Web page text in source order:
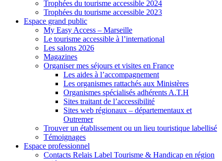
Trophées du tourisme accessible 2024
Trophées du tourisme accessible 2023
Espace grand public
My Easy Access – Marseille
Le tourisme accessible à l’international
Les salons 2026
Magazines
Organiser mes séjours et visites en France
Les aides à l’accompagnement
Les organismes rattachés aux Ministères
Organismes spécialisés adhérents A.T.H
Sites traitant de l’accessibilité
Sites web régionaux – départementaux et
Outremer
Trouver un établissement ou un lieu touristique labellisé
Témoignages
Espace professionnel
Contacts Relais Label Tourisme & Handicap en région